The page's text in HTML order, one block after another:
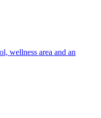
wellness area and an